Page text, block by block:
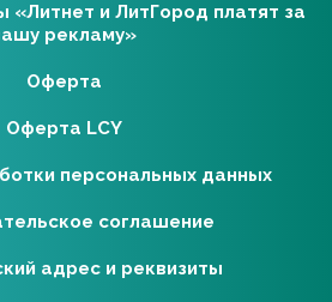
и ЛитГород платят за
рекламу»
Оферта
Оферта LCY
персональных данных
соглашение
адрес и реквизиты